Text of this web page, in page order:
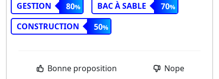
GESTION
80 BAC À SABLE
70
CONSTRUCTION
50
Bonne proposition Nope